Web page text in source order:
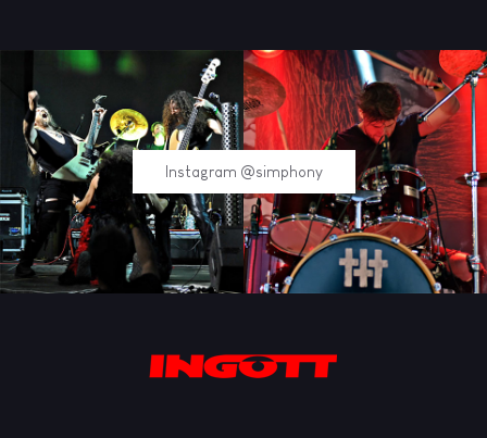
Instagram @simphony